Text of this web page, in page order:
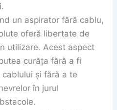
un aspirator fără cablu,
oferă libertate de
utilizare. Acest aspect
curăța fără a fi
și fără a te
în jurul